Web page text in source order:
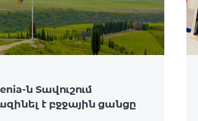
ն Տավուշում
է բջջային ցանցը